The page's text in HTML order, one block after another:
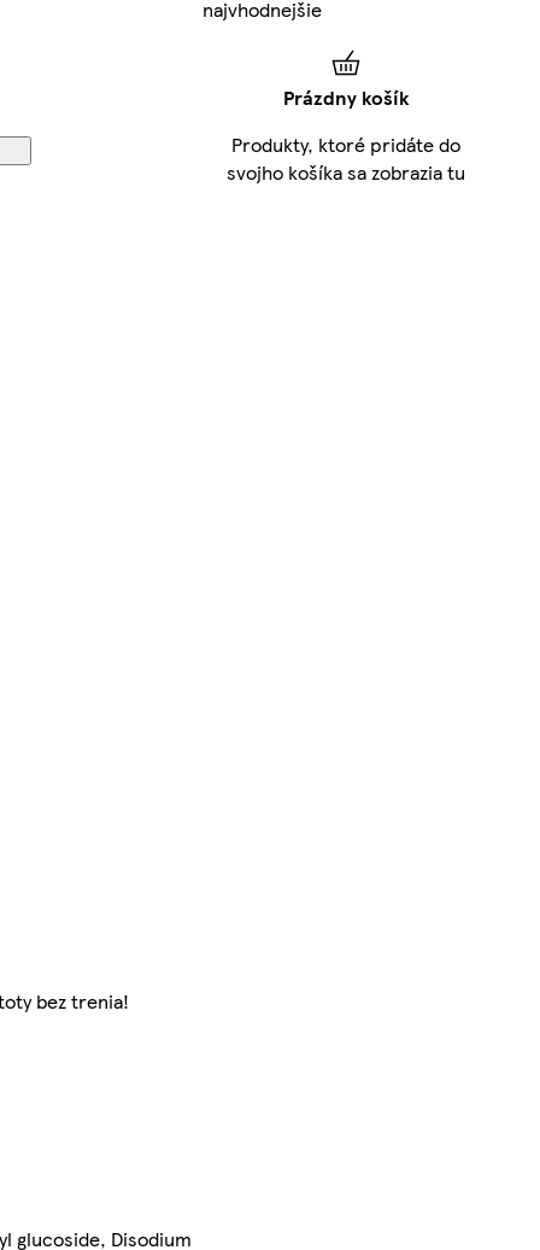
bez trenia!
glucoside, Disodium
najvhodnejšie
Prázdny košík
Produkty, ktoré pridáte do
svojho košíka sa zobrazia tu